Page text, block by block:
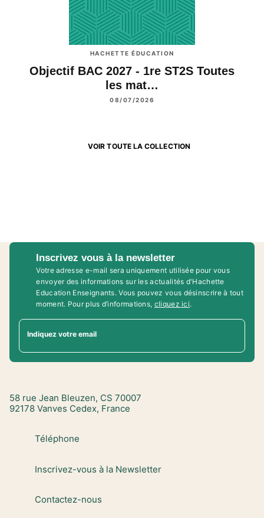
HACHETTE ÉDUCATION
Objectif BAC 2027 - 1re ST2S Toutes
les mat…
08/07/2026
VOIR TOUTE LA COLLECTION
Inscrivez vous à la newsletter
Votre adresse e-mail sera uniquement utilisée pour vous
envoyer des informations sur les actualités d'Hachette
Education Enseignants. Vous pouvez vous désinscrire à tout
moment. Pour plus d’informations, cliquez ici.
Indiquez votre email
58 rue Jean Bleuzen, CS 70007
92178 Vanves Cedex, France
Téléphone
Inscrivez-vous à la Newsletter
Contactez-nous